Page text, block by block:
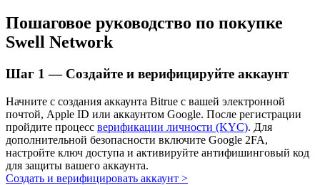
Изучите стейкинг
Узнайте о пассивном доходе
Bitrue
AI
Пошаговое руководство по покупке
Swell Network
Шаг 1 — Создайте и верифицируйте аккаунт
Начните с создания аккаунта Bitrue с вашей электронной
почтой, Apple ID или аккаунтом Google. После регистрации
пройдите процесс верификации личности (KYC). Для
дополнительной безопасности включите Google 2FA,
настройте ключ доступа и активируйте антифишинговый код
для защиты вашего аккаунта.
Создать и верифицировать аккаунт >